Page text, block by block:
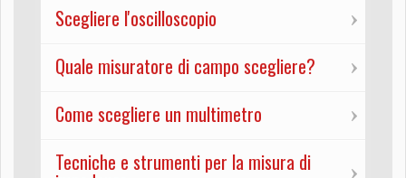
Scegliere l'oscilloscopio
Quale misuratore di campo scegliere?
Come scegliere un multimetro
Tecniche e strumenti per la misura di